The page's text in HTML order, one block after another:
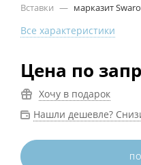
Вставки — марказит
Все характеристики
Цена по
Хочу в подарок
Нашли дешевле?